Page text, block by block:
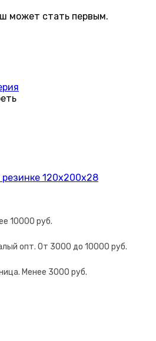
может стать первым.
120х200х28